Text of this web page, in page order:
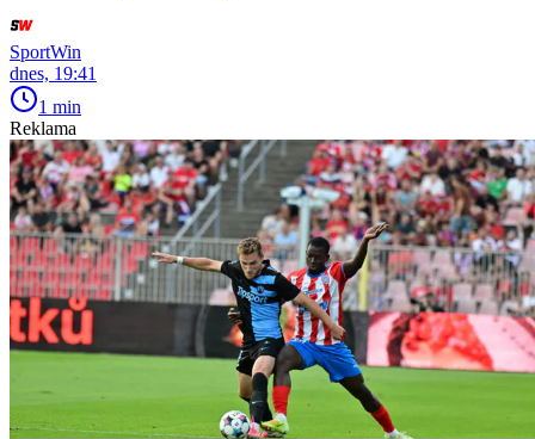
SportWin
dnes, 19:41
1 min
Reklama